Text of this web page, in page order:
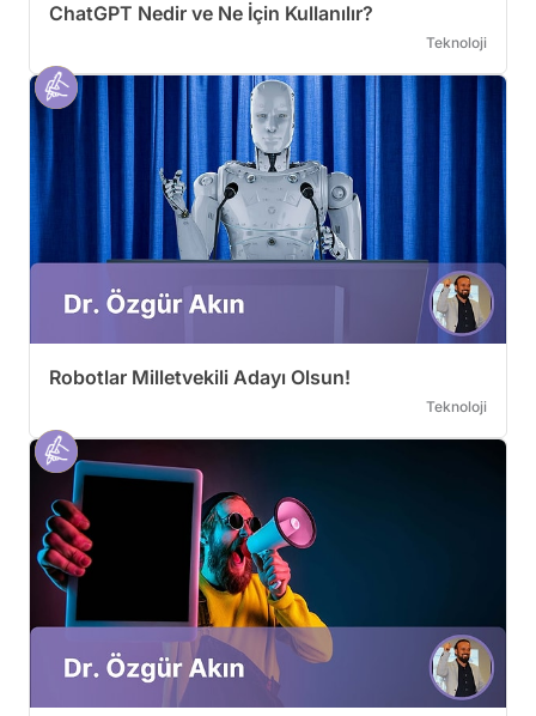
ChatGPT Nedir ve Ne İçin Kullanılır?
Teknoloji
Robotlar Milletvekili Adayı Olsun!
Teknoloji